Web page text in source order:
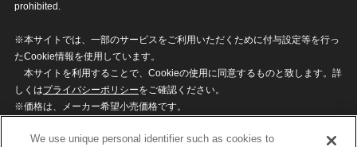
prohibited.
※本サイトでは、一部のサービスをご利用いただくために付与設定等を行っ
たCookie情報を使用しています。
本サイトを利用することで、Cookieの使用に同意するものと致します。詳
しくはプライバシーポリシーをご確認ください。
※価格は、メーカー希望小売価格です。
ざいますのでご了承ください。
We use unique personal identifier such as cookies to